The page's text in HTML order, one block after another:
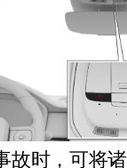
故时，可将